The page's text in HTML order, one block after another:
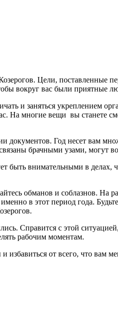
Цели, поставленные
вокруг вас были приятные
и заняться укреплением
На многие вещи вы станете
документов. Год несет вам
брачными узами, могут
быть внимательными в делах,
обманов и соблазнов. На
в этот период года.
Справится с этой
рабочим моментам.
от всего, что вам